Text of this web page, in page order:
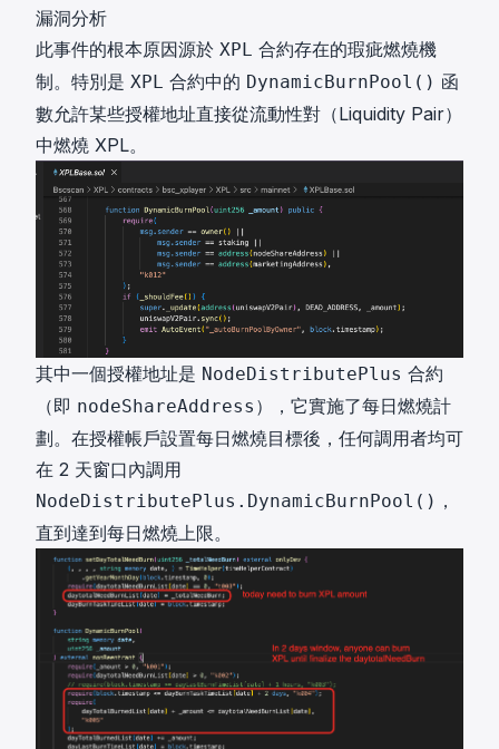
漏洞分析
此事件的根本原因源於 XPL 合約存在的瑕疵燃燒機
制。特別是 XPL 合約中的 DynamicBurnPool() 函
數允許某些授權地址直接從流動性對（Liquidity Pair）
中燃燒 XPL。
其中一個授權地址是 NodeDistributePlus 合約
（即 nodeShareAddress ），它實施了每日燃燒計
劃。在授權帳戶設置每日燃燒目標後，任何調用者均可
在 2 天窗口內調用
NodeDistributePlus.DynamicBurnPool() ，
直到達到每日燃燒上限。